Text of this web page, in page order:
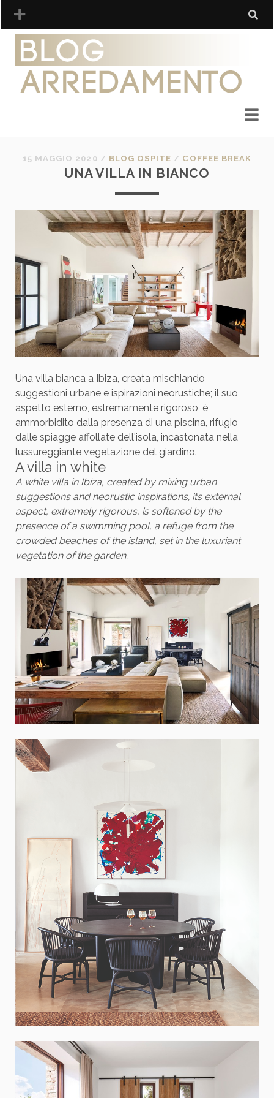
15 MAGGIO 2020 / BLOG OSPITE / COFFEE BREAK
UNA VILLA IN BIANCO
Una villa bianca a Ibiza, creata mischiando
suggestioni urbane e ispirazioni neorustiche; il suo
aspetto esterno, estremamente rigoroso, è
ammorbidito dalla presenza di una piscina, rifugio
dalle spiagge affollate dell'isola, incastonata nella
lussureggiante vegetazione del giardino.
A villa in white
A white villa in Ibiza, created by mixing urban
suggestions and neorustic inspirations; its external
aspect, extremely rigorous, is softened by the
presence of a swimming pool, a refuge from the
crowded beaches of the island, set in the luxuriant
vegetation of the garden.